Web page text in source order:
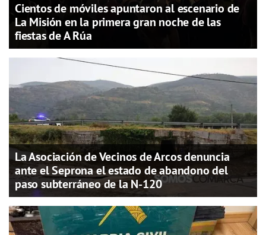
Cientos de móviles apuntaron al escenario de
La Misión en la primera gran noche de las
fiestas de A Rúa
La Asociación de Vecinos de Arcos denuncia
ante el Seprona el estado de abandono del
paso subterráneo de la N-120